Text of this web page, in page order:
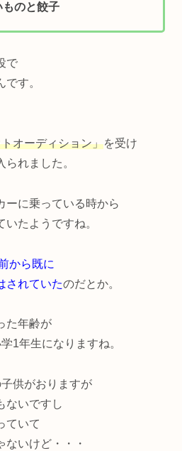
ものと餃子
で
す。
オーディション」を受け
れました。
ーに乗っている時から
たようですね。
から既に
されていたのだとか。
た年齢が
1年生になりますね。
供がおりますが
ないですし
ていて
ないけど・・・